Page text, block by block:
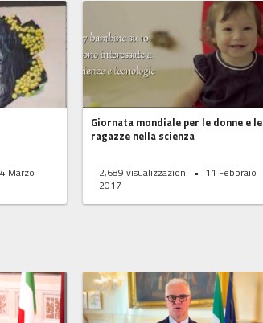
4 Marzo
Giornata mondiale per le donne e le
ragazze nella scienza
2,689 visualizzazioni
11 Febbraio
2017